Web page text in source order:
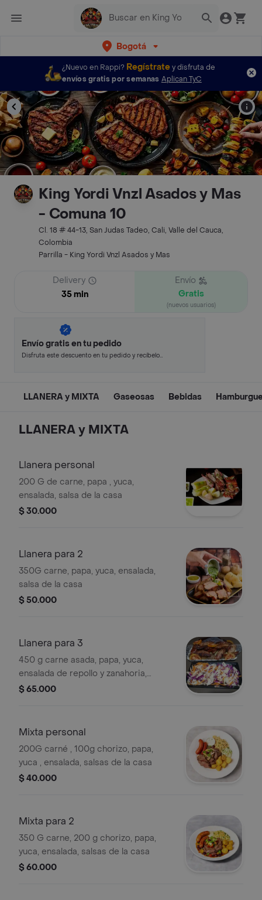
Bogotá
¿Nuevo en Rappi? Regístratey disfruta de
envíos gratis por semanas Aplican TyC
King Yordi Vnzl Asados y Mas
- Comuna 10
Cl. 18 # 44-13, San Judas Tadeo, Cali, Valle del Cauca,
Colombia
Parrilla - King Yordi Vnzl Asados y Mas
Delivery
35 min
Envío
Gratis
(nuevos usuarios)
Envío gratis en tu pedido
Disfruta este descuento en tu pedido y recíbelo
LLANERA y MIXTA Gaseosas Bebidas
LLANERA y MIXTA
Llanera personal
200 G de carne, papa , yuca,
ensalada, salsa de la casa
$ 30.000
Llanera para 2
350G carne, papa, yuca, ensalada,
salsa de la casa
$ 50.000
Llanera para 3
450 g carne asada, papa, yuca,
ensalada de repollo y zanahoria,
salsas de la casa.
$ 65.000
Mixta personal
200G carné , 100g chorizo, papa,
yuca , ensalada, salsas de la casa
$ 40.000
Mixta para 2
350 G carne, 200 g chorizo, papa,
yuca, ensalada, salsas de la casa
$ 60.000